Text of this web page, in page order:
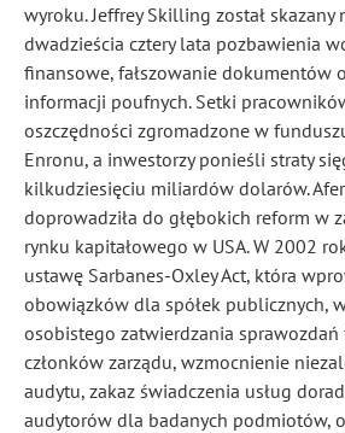
wyroku. Jeffrey Skilling został skazany
dwadzieścia cztery lata pozbawienia
finansowe, fałszowanie dokumentów
informacji poufnych. Setki
oszczędności zgromadzone w
Enronu, a inwestorzy ponieśli straty
kilkudziesięciu miliardów dolarów.
doprowadziła do głębokich reform w
rynku kapitałowego w USA. W 2002
ustawę Sarbanes-Oxley Act, która
obowiązków dla spółek publicznych,
osobistego zatwierdzania
członków zarządu, wzmocnienie
audytu, zakaz świadczenia usług
audytorów dla badanych podmiotów,